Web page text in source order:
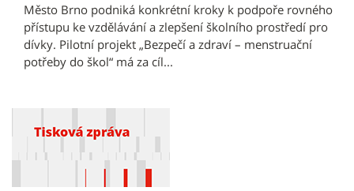
Město Brno podniká konkrétní kroky k podpoře rovného
přístupu ke vzdělávání a zlepšení školního prostředí pro
dívky. Pilotní projekt „Bezpečí a zdraví – menstruační
potřeby do škol“ má za cíl...